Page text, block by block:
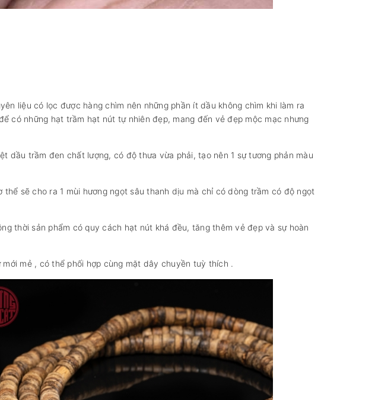
liệu có lọc được hàng chìm nên những phần ít dầu không chìm khi làm ra
có những hạt trầm hạt nút tự nhiên đẹp, mang đến vẻ đẹp mộc mạc nhưng
dầu trầm đen chất lượng, có độ thưa vừa phải, tạo nên 1 sự tương phản màu
sẽ cho ra 1 mùi hương ngọt sâu thanh dịu mà chỉ có dòng trầm có độ ngọt
thời sản phẩm có quy cách hạt nút khá đều, tăng thêm vẻ đẹp và sự hoàn
mẻ , có thể phối hợp cùng mặt dây chuyền tuỳ thích .